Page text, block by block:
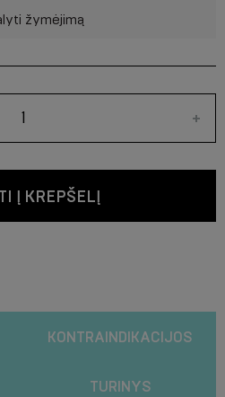
žymėjimą
+
Į KREPŠELĮ
KONTRAINDIKACIJOS
TURINYS